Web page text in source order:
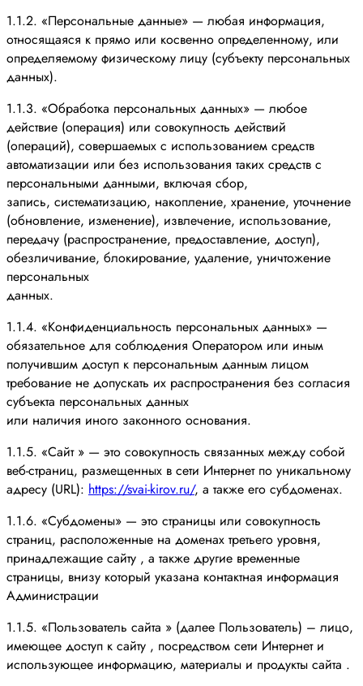
1.1.2. «Персональные данные» — любая информация,
относящаяся к прямо или косвенно определенному, или
определяемому физическому лицу (субъекту персональных
данных).
1.1.3. «Обработка персональных данных» — любое
действие (операция) или совокупность действий
(операций), совершаемых с использованием средств
автоматизации или без использования таких средств с
персональными данными, включая сбор,
запись, систематизацию, накопление, хранение, уточнение
(обновление, изменение), извлечение, использование,
передачу (распространение, предоставление, доступ),
обезличивание, блокирование, удаление, уничтожение
персональных
данных.
1.1.4. «Конфиденциальность персональных данных» —
обязательное для соблюдения Оператором или иным
получившим доступ к персональным данным лицом
требование не допускать их распространения без согласия
субъекта персональных данных
или наличия иного законного основания.
1.1.5. «Сайт » — это совокупность связанных между собой
веб-страниц, размещенных в сети Интернет по уникальному
адресу (URL): https://svai-kirov.ru/, а также его субдоменах.
1.1.6. «Субдомены» — это страницы или совокупность
страниц, расположенные на доменах третьего уровня,
принадлежащие сайту , а также другие временные
страницы, внизу который указана контактная информация
Администрации
1.1.5. «Пользователь сайта » (далее Пользователь) – лицо,
имеющее доступ к сайту , посредством сети Интернет и
использующее информацию, материалы и продукты сайта .